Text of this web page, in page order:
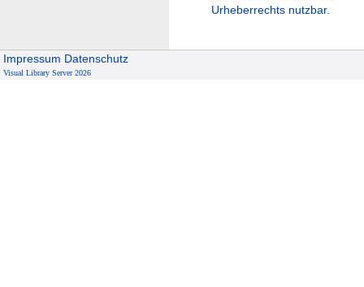
Urheberrechts nutzbar.
Impressum Datenschutz
Visual Library Server 2026